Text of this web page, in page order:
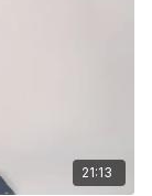
21:13